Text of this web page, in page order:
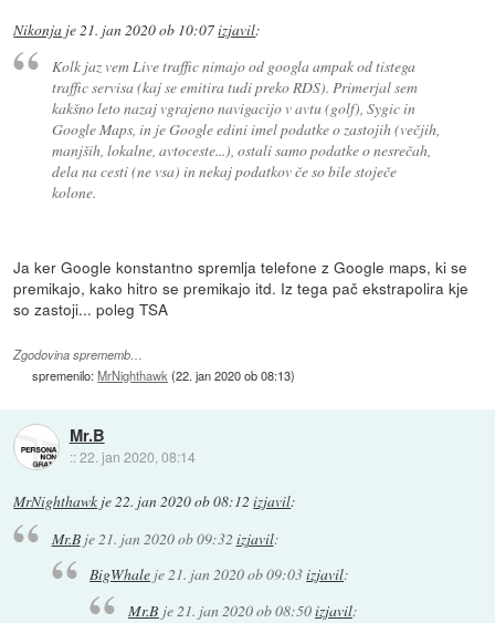
Nikonja je 21. jan 2020 ob 10:07izjavil:
Kolk jaz vem Live traffic nimajo od googla ampak od tistega
traffic servisa (kaj se emitira tudi preko RDS). Primerjal sem
kakšno leto nazaj vgrajeno navigacijo v avtu (golf), Sygic in
Google Maps, in je Google edini imel podatke o zastojih (večjih,
manjših, lokalne, avtoceste...), ostali samo podatke o nesrečah,
dela na cesti (ne vsa) in nekaj podatkov če so bile stoječe
kolone.
Ja ker Google konstantno spremlja telefone z Google maps, ki se
premikajo, kako hitro se premikajo itd. Iz tega pač ekstrapolira kje
so zastoji... poleg TSA
Zgodovina sprememb…
spremenilo:MrNighthawk (22. jan 2020 ob 08:13)
Mr.B
::22. jan 2020, 08:14
MrNighthawk je22. jan 2020 ob 08:12 izjavil:
Mr.Bje 21. jan 2020 ob 09:32 izjavil:
BigWhale je21. jan 2020 ob 09:03izjavil:
Mr.B je21. jan 2020 ob 08:50izjavil: